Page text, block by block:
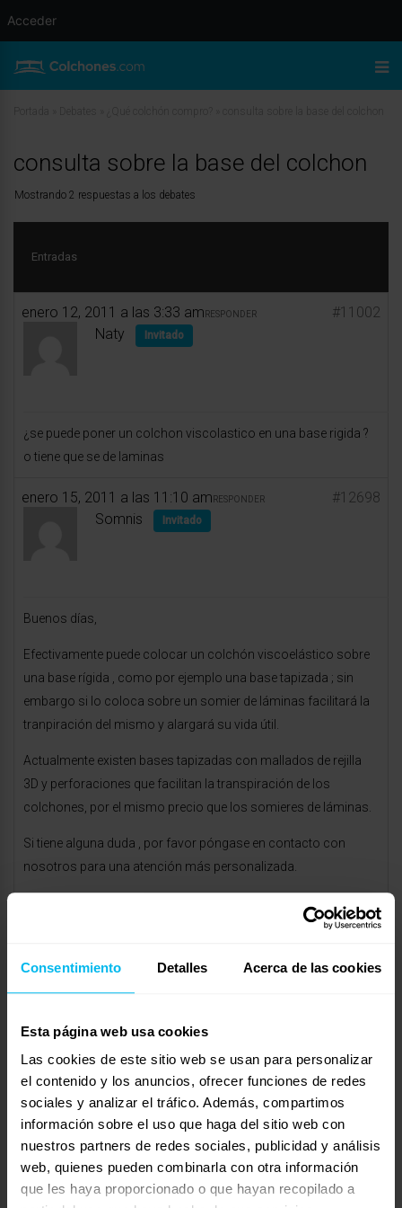
Consentimiento Detalles Acerca de las cookies
Esta página web usa cookies
Las cookies de este sitio web se usan para personalizar
el contenido y los anuncios, ofrecer funciones de redes
sociales y analizar el tráfico. Además, compartimos
información sobre el uso que haga del sitio web con
nuestros partners de redes sociales, publicidad y análisis
web, quienes pueden combinarla con otra información
que les haya proporcionado o que hayan recopilado a
consulta sobre la base del colchon
Mostrando 2 respuestas a los debates
Entradas
enero 12, 2011 a las 3:33 am #11002
RESPONDER
Naty Invitado
¿se puede poner un colchon viscolastico en una base rigida ?
o tiene que se de laminas
enero 15, 2011 a las 11:10 am #12698
RESPONDER
Somnis Invitado
Buenos días,
Efectivamente puede colocar un colchón viscoelástico sobre
una base rígida , como por ejemplo una base tapizada ; sin
embargo si lo coloca sobre un somier de láminas facilitará la
tranpiración del mismo y alargará su vida útil.
Actualmente existen bases tapizadas con mallados de rejilla
3D y perforaciones que facilitan la transpiración de los
colchones, por el mismo precio que los somieres de láminas.
Si tiene alguna duda , por favor póngase en contacto con
nosotros para una atención más personalizada.
http//www.milcolchones.com
cate
buenas,
Te recomiendo una base tapizada con malla 3d ya que facilita
la tranpiración del colchón.
Acceder